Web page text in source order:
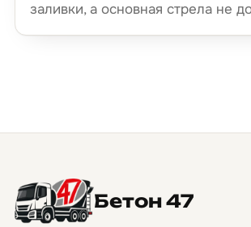
заливки, а основная стрела не
Бетон 47